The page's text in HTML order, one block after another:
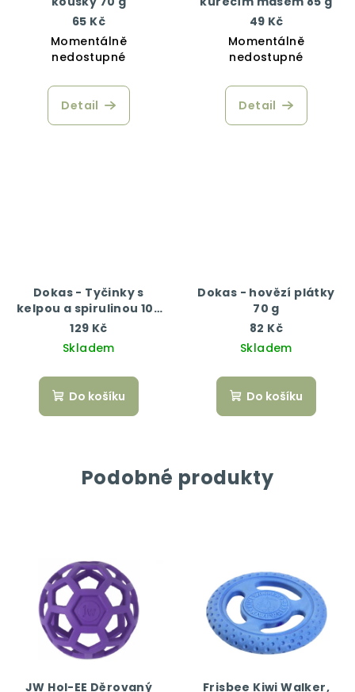
65 Kč
Momentálně
nedostupné
Detail
49 Kč
Momentálně
nedostupné
Detail
Dokas - Tyčinky s
kelpou a spirulinou 105
g
129 Kč
Skladem
Do košíku
Dokas - hovězí plátky
70 g
82 Kč
Skladem
Do košíku
Podobné produkty
JW Hol-EE Děrovaný
Frisbee Kiwi Walker,